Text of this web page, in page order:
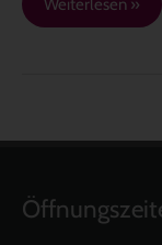
Weiterlesen »